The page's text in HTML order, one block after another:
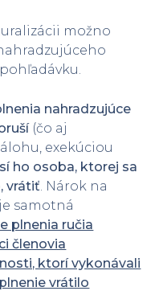
možno
nahradzujúce
(čo aj
exekúciou
ho osoba, ktorej sa
vrátiť. Nárok na
samotná
plnenia ručia
členovia
ktorí vykonávali
vrátilo